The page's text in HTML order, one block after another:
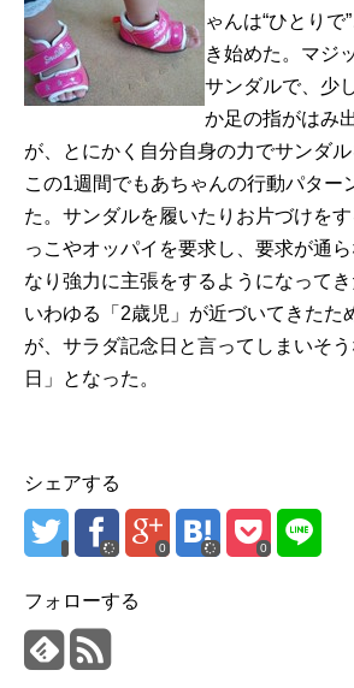
ゃんは“ひとりで
き始めた。マジ
サンダルで、少
か足の指がはみ
が、とにかく自分自身の力でサンダル
この1週間でもあちゃんの行動パター
た。サンダルを履いたりお片づけを
っこやオッパイを要求し、要求が通
なり強力に主張をするようになってき
いわゆる「2歳児」が近づいてきたた
が、サラダ記念日と言ってしまいそ
日」となった。
シェアする
0 0
フォローする